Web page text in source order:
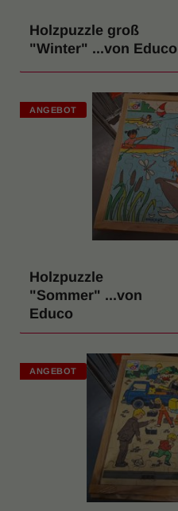
Holzpuzzle groß
"Winter" ...von Educo
ANGEBOT
Holzpuzzle
"Sommer" ...von
Educo
ANGEBOT